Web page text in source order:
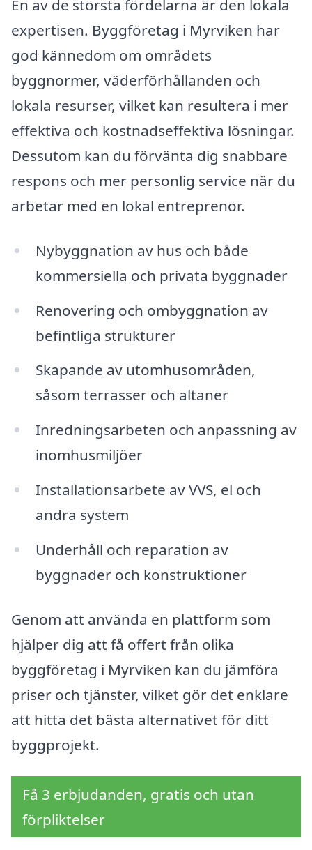
En av de största fördelarna är den lokala
expertisen. Byggföretag i Myrviken har
god kännedom om områdets
byggnormer, väderförhållanden och
lokala resurser, vilket kan resultera i mer
effektiva och kostnadseffektiva lösningar.
Dessutom kan du förvänta dig snabbare
respons och mer personlig service när du
arbetar med en lokal entreprenör.
Nybyggnation av hus och både
kommersiella och privata byggnader
Renovering och ombyggnation av
befintliga strukturer
Skapande av utomhusområden,
såsom terrasser och altaner
Inredningsarbeten och anpassning av
inomhusmiljöer
Installationsarbete av VVS, el och
andra system
Underhåll och reparation av
byggnader och konstruktioner
Genom att använda en plattform som
hjälper dig att få offert från olika
byggföretag i Myrviken kan du jämföra
priser och tjänster, vilket gör det enklare
att hitta det bästa alternativet för ditt
byggprojekt.
Få 3 erbjudanden, gratis och utan
förpliktelser